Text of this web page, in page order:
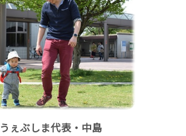
うぇぶしま代表・中島